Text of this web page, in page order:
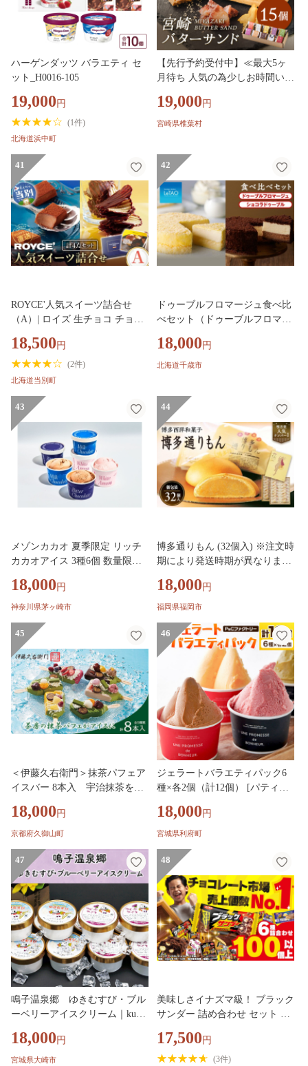
ハーゲンダッツ バラエティ セ
ット_H0016-105
19,000 円
(1件)
北海道浜中町
【先行予約受付中】≪最大5ヶ
月待ち 人気の為少しお時間いた
合せ【15個入】手造りで製造
【数量限定】［宮崎 椎葉 バタ
菓子 焼き菓子 詰め合わせ 美味
しい ランダム 個包装 冷凍 人気
贈物 ギフト プレゼント 母の
日］【YK-31】
19,000 円
宮崎県椎葉村
41
ROYCE'人気スイーツ詰合せ
（A）| ロイズ 生チョコ チョコ
コレート スイーツ お菓子 おか
し ギフト 詰め合わせ お取り寄
せ 北海道 土産
18,500 円
(2件)
北海道当別町
42
ドゥーブルフロマージュ食べ比
べセット（ドゥーブルフロマー
18,000 円
北海道千歳市
43
メゾンカカオ 夏季限定 リッチ
カカオアイス 3種6個 数量限定
18,000 円
神奈川県茅ヶ崎市
44
博多通りもん (32個入) ※注文時
期により発送時期が異なりま
18,000 円
福岡県福岡市
45
＜伊藤久右衛門＞抹茶パフェア
イスバー 8本入 宇治抹茶を使
パフェ アイスバー アイス 抹茶
アイス 宇治抹茶 スイーツ 和ス
ギフト 【1626761】
18,000 円
京都府久御山町
46
ジェラートバラエティパック6
種×各2個（計12個） [パティシ
mol molle スイーツ P＆Cファク
トリー アイス 苺 バニラ ショコ
18,000 円
宮城県利府町
47
鳴子温泉郷 ゆきむすび・ブル
ーベリーアイスクリーム｜ku00
18,000 円
宮城県大崎市
48
美味しさイナズマ級！ ブラック
サンダー 詰め合わせ セット 福
ト チョコ 人気 お菓子 お菓子詰
め合わせ人気 お菓子詰め合わせ
17,500 円
(3件)